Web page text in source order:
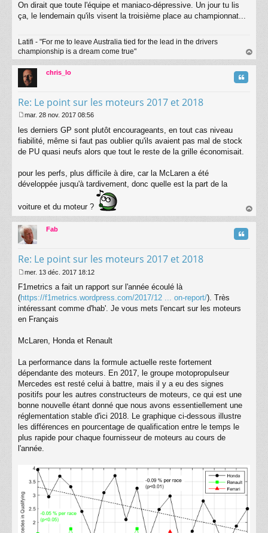
e
s
g
e
On dirait que toute l'équipe et maniaco-dépressive. Un jour tu lis
ça, le lendemain qu'ils visent la troisième place au championnat...
Latifi - "For me to leave Australia tied for the lead in the drivers
championship is a dream come true"
au
chris_lo
Re: Le point sur les moteurs 2017 et 2018
Citation
e
s
s
e
mar. 28 nov. 2017 08:56
les derniers GP sont plutôt encourageants, en tout cas niveau
fiabilité, même si faut pas oublier qu'ils avaient pas mal de stock
de PU quasi neufs alors que tout le reste de la grille économisait.
pour les perfs, plus difficile à dire, car la McLaren a été
développée jusqu'à tardivement, donc quelle est la part de la
voiture et du moteur ?
au
Fab
Re: Le point sur les moteurs 2017 et 2018
Citation
e
s
s
g
mer. 13 déc. 2017 18:12
F1metrics a fait un rapport sur l'année écoulé là
(https://f1metrics.wordpress.com/2017/12 ... on-report/). Très
intéressant comme d'hab'. Je vous mets l'encart sur les moteurs
en Français
McLaren, Honda et Renault
La performance dans la formule actuelle reste fortement
dépendante des moteurs. En 2017, le groupe motopropulseur
Mercedes est resté celui à battre, mais il y a eu des signes
positifs pour les autres constructeurs de moteurs, ce qui est une
bonne nouvelle étant donné que nous avons essentiellement une
réglementation stable d'ici 2018. Le graphique ci-dessous illustre
les différences en pourcentage de qualification entre le temps le
plus rapide pour chaque fournisseur de moteurs au cours de
l'année.